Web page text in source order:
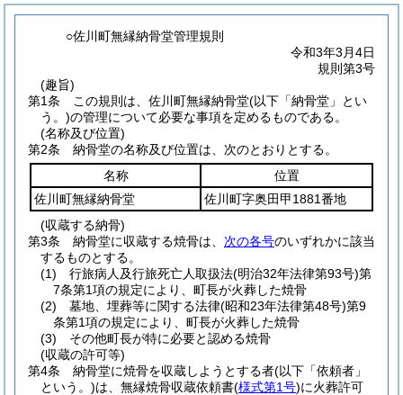
○佐川町無縁納骨堂管理規則
令和3年3月4日
規則第3号
(趣旨)
第1条
この規則は、佐川町無縁納骨堂(以下「納骨堂」とい
う。)の管理について必要な事項を定めるものである。
(名称及び位置)
第2条
納骨堂の名称及び位置は、次のとおりとする。
名称
位置
佐川町無縁納骨堂
佐川町字奥田甲1881番地
(収蔵する納骨)
第3条
納骨堂に収蔵する焼骨は、 次の各号のいずれかに該当
するものとする。
(1)
行旅病人及行旅死亡人取扱法(明治32年法律第93号)第
7条第1項の規定により、町長が火葬した焼骨
(2)
墓地、埋葬等に関する法律(昭和23年法律第48号)第9
条第1項の規定により、町長が火葬した焼骨
(3)
その他町長が特に必要と認める焼骨
(収蔵の許可等)
第4条
納骨堂に焼骨を収蔵しようとする者(以下「依頼者」
という。)は、無縁焼骨収蔵依頼書(様式第1号)に火葬許可